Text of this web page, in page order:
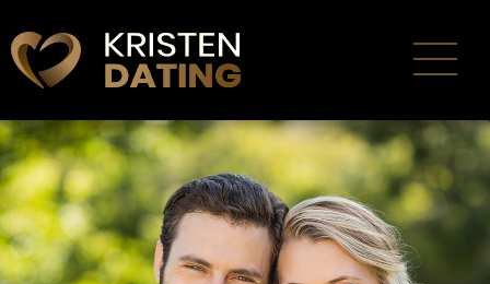
Hem
Logga in
Om oss
Användarvillkor